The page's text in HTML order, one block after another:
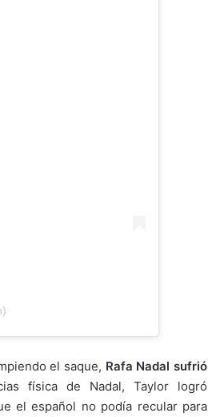
el saque, Rafa Nadal sufrió
física de Nadal, Taylor logró
el español no podía recular para